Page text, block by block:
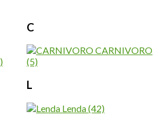
C
CARNIVORO
(5)
L
Lenda(42)